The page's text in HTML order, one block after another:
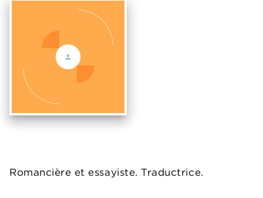
Romancière et essayiste. Traductrice.